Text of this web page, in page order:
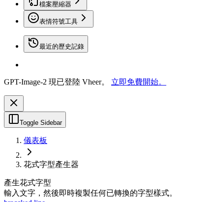
檔案壓縮器
表情符號工具
最近的歷史記錄
GPT-Image-2 現已登陸 Vheer。 立即免費開始。
Toggle Sidebar
儀表板
花式字型產生器
產生花式字型
輸入文字，然後即時複製任何已轉換的字型樣式。